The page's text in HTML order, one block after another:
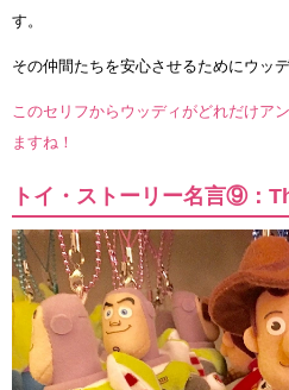
す。
その仲間たちを安心させるためにウッ
このセリフからウッディがどれだけア
ますね！
トイ・ストーリー名言⑨：